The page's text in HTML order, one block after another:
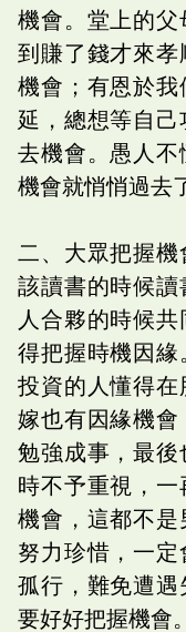
機會。堂上的
到賺了錢才來
機會；有恩於
延，總想等自
去機會。愚人不
機會就悄悄過去
二、大眾把握機
該讀書的時候
人合夥的時候
得把握時機因緣
投資的人懂得
嫁也有因緣機會
勉強成事，最後
時不予重視，
機會，這都不
努力珍惜，一
孤行，難免遭
要好好把握機會。